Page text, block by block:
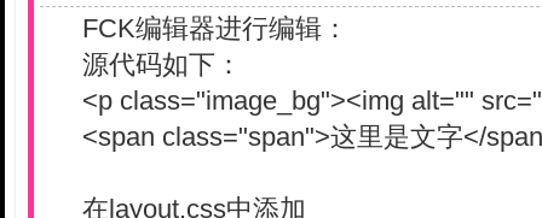
FCK编辑器进行编辑：
源代码如下：
<p class="image_bg"><img alt=""
<span class="span">这里是文字</
在layout.css中添加